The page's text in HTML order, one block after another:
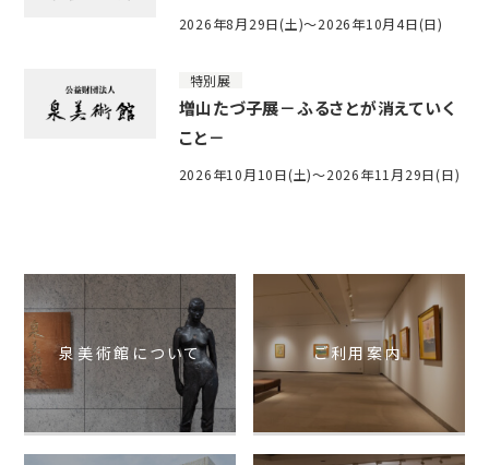
2026年8月29日(土)～2026年10月4日(日)
特別展
増山たづ子展－ふるさとが消えていく
こと－
2026年10月10日(土)～2026年11月29日(日)
泉美術館について ご利用案内